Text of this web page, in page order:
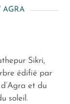
AGRA
Sikri,
édifié par
et du
soleil.